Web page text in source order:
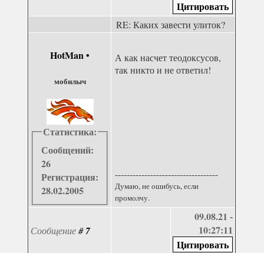
RE: Каких завести улиток?
HotMan•
мобилыч
Статистика:
Сообщений:
26
Регистрация:
28.02.2005
А как насчет теодоксусов,
так никто и не ответил!
-----------------------------------
Думаю, не ошибусь, если
промолчу.
Сообщение#7
09.08.21 -
10:27:11